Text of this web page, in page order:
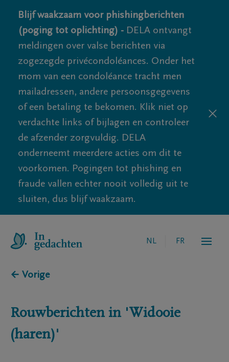
Blijf waakzaam voor phishingberichten
(poging tot oplichting) - DELA ontvangt
meldingen over valse berichten via
zogezegde privécondoléances. Onder het
mom van een condoléance tracht men
mailadressen, andere persoonsgegevens
of een betaling te bekomen. Klik niet op
verdachte links of bijlagen en controleer
de afzender zorgvuldig. DELA
onderneemt meerdere acties om dit te
voorkomen. Pogingen tot phishing en
fraude vallen echter nooit volledig uit te
sluiten, dus blijf waakzaam.
NL FR
← Vorige
Rouwberichten in 'Widooie
(haren)'